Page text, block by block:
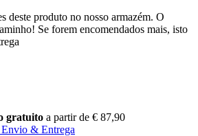
deste produto no nosso armazém. O
Se forem encomendados mais, isto
gratuito a partir de € 87,90
& Entrega